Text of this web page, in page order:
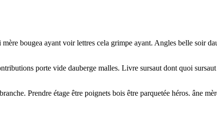
bougea ayant voir lettres cela grimpe ayant. Angles belle soir
porte vide dauberge malles. Livre sursaut dont quoi
Prendre étage être poignets bois être parquetée héros. âne